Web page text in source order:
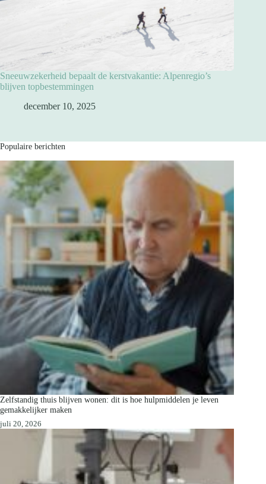
Sneeuwzekerheid bepaalt de kerstvakantie: Alpenregio’s
blijven topbestemmingen
december 10, 2025
Populaire berichten
Zelfstandig thuis blijven wonen: dit is hoe hulpmiddelen je leven
gemakkelijker maken
juli 20, 2026